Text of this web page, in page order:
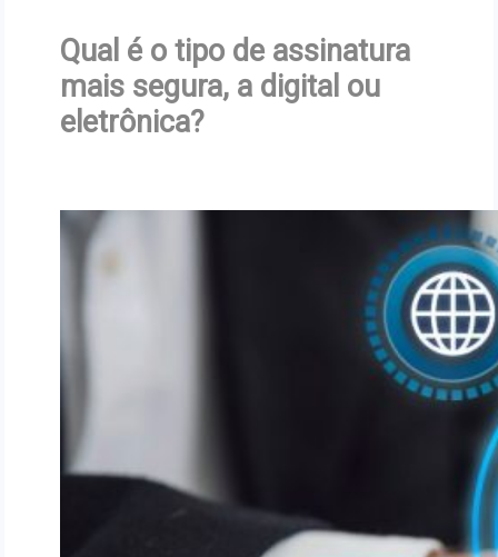
Qual é o tipo de assinatura
mais segura, a digital ou
eletrônica?